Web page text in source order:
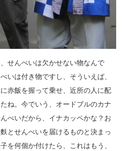
せんべいは欠かせない物なんで
いは付き物ですし、そういえば、
赤飯を握って乗せ、近所の人に配
ね。今でいう、オードブルのカナ
べいだから、イナカッペかな？お
とせんべいを届けるものと決まっ
を何個か付けたら、これはもう、